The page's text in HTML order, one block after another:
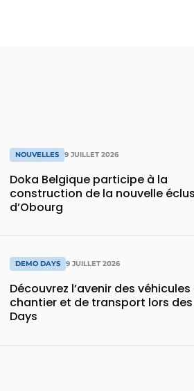
NOUVELLES 9 JUILLET 2026
Doka Belgique participe à la
construction de la nouvelle
d’Obourg
DEMO DAYS 9 JUILLET 2026
Découvrez l’avenir des véhicules
chantier et de transport lors des
Days